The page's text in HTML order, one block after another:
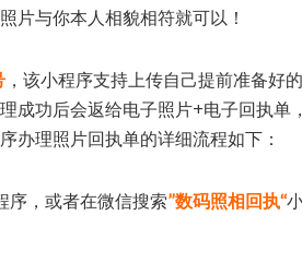
片与你本人相貌相符就可以！
，该小程序支持上传自己提前准备好
成功后会返给电子照片+电子回执单
办理照片回执单的详细流程如下：
序，或者在微信搜索”数码照相回执“